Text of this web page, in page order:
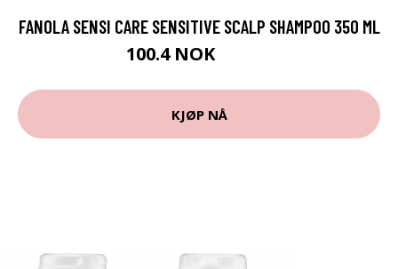
FANOLA SENSI CARE SENSITIVE SCALP SHAMPOO 350 ML
100.4 NOK
KJØP NÅ